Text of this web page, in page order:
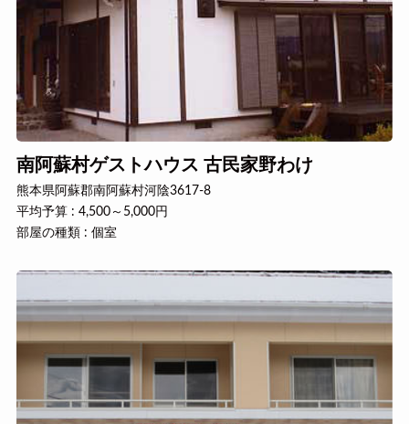
南阿蘇村ゲストハウス 古民家野わけ
熊本県阿蘇郡南阿蘇村河陰3617-8
平均予算 : 4,500～5,000円
部屋の種類 : 個室